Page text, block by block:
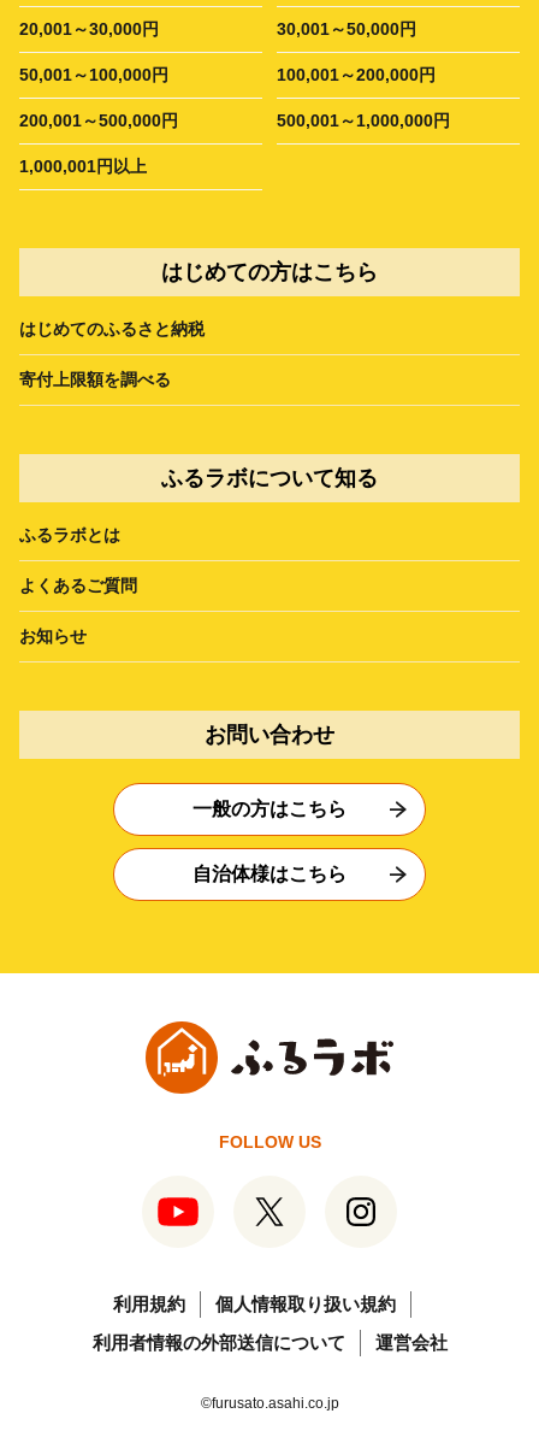
20,001～30,000円 30,001～50,000円
50,001～100,000円 100,001～200,000円
200,001～500,000円 500,001～1,000,000円
1,000,001円以上
はじめての方はこちら
はじめてのふるさと納税
寄付上限額を調べる
ふるラボについて知る
ふるラボとは
よくあるご質問
お知らせ
お問い合わせ
一般の方はこちら
自治体様はこちら
FOLLOW US
利用規約
個人情報取り扱い規約
利用者情報の外部送信について
運営会社
©furusato.asahi.co.jp